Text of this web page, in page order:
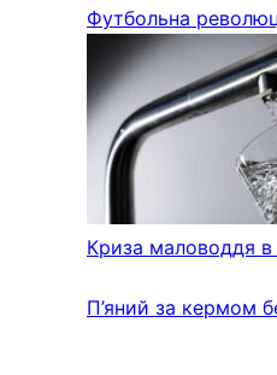
Футбольна
Криза маловоддя в
П’яний за кермом